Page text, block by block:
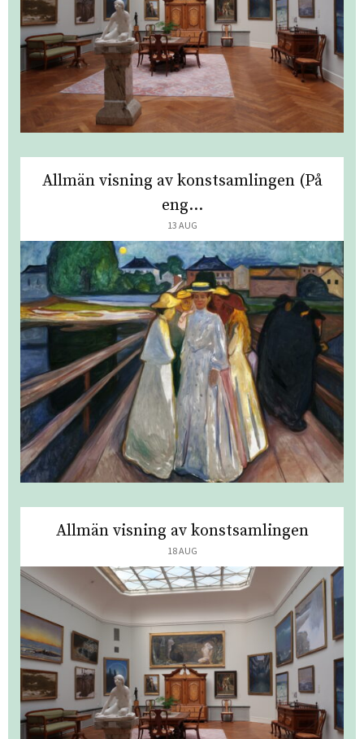
Allmän visning av konstsamlingen (På
eng...
13 AUG
Allmän visning av konstsamlingen
18 AUG